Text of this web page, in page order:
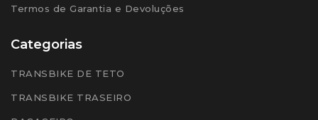
Termos de Garantia e Devoluções
Categorias
TRANSBIKE DE TETO
TRANSBIKE TRASEIRO